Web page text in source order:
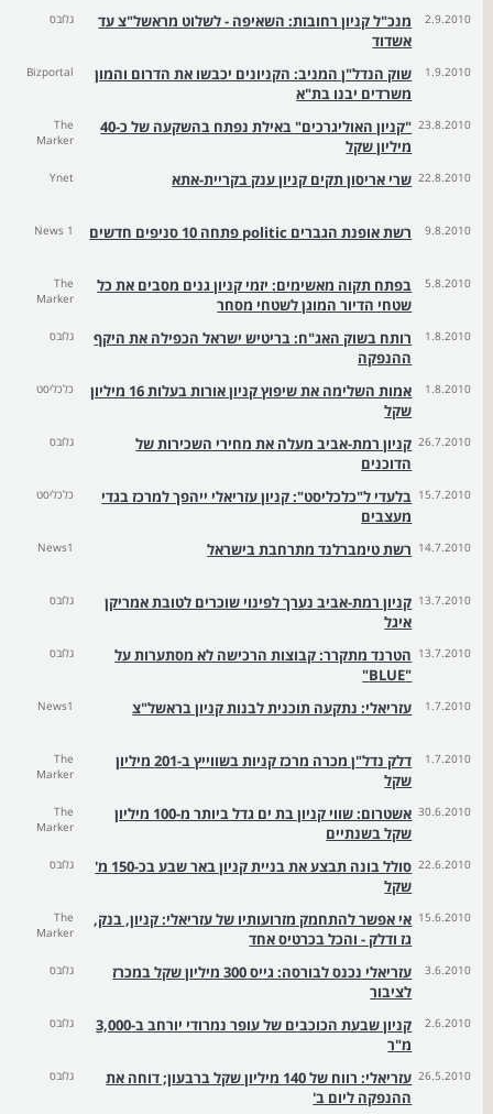
2.9.2010
מנכ"ל קניון רחובות: השאיפה - לשלוט מראשל"צ עד
אשדוד
גלובס
1.9.2010
שוק הנדל"ן המניב: הקניונים יכבשו את הדרום והמון
משרדים יבנו בת"א
Bizportal
23.8.2010
"קניון האוליגרכים" באילת נפתח בהשקעה של כ-40
מיליון שקל
The
Marker
22.8.2010 שרי אריסון תקים קניון ענק בקריית-אתא Ynet
9.8.2010 רשת אופנת הגברים politic פתחה 10 סניפים חדשים News 1
5.8.2010
בפתח תקוה מאשימים: יזמי קניון גנים מסבים את כל
שטחי הדיור המוגן לשטחי מסחר
The
Marker
1.8.2010
רותח בשוק האג"ח: בריטיש ישראל הכפילה את היקף
ההנפקה
גלובס
1.8.2010
אמות השלימה את שיפוץ קניון אורות בעלות 16 מיליון
שקל
כלכליסט
26.7.2010 קניון רמת-אביב מעלה את מחירי השכירות של
הדוכנים
גלובס
15.7.2010 בלעדי ל"כלכליסט": קניון עזריאלי ייהפך למרכז בגדי
מעצבים
כלכליסט
14.7.2010 רשת טימברלנד מתרחבת בישראל News1
13.7.2010 קניון רמת-אביב נערך לפינוי שוכרים לטובת אמריקן
איגל
גלובס
13.7.2010 הטרנד מתקרר: קבוצות הרכישה לא מסתערות על
"BLUE"
גלובס
1.7.2010 עזריאלי: נתקעה תוכנית לבנות קניון בראשל"צ News1
1.7.2010
דלק נדל"ן מכרה מרכז קניות בשווייץ ב-201 מיליון
שקל
The
Marker
30.6.2010
אשטרום: שווי קניון בת ים גדל ביותר מ-100 מיליון
שקל בשנתיים
The
Marker
22.6.2010
סולל בונה תבצע את בניית קניון באר שבע בכ-150 מ'
שקל
גלובס
15.6.2010 אי אפשר להתחמק מזרועותיו של עזריאלי: קניון, בנק,
גז ודלק - והכל בכרטיס אחד
The
Marker
3.6.2010
עזריאלי נכנס לבורסה: גייס 300 מיליון שקל במכרז
לציבור
גלובס
2.6.2010
קניון שבעת הכוכבים של עופר נמרודי יורחב ב-3,000
מ"ר
גלובס
26.5.2010
עזריאלי: רווח של 140 מיליון שקל ברבעון; דוחה את
ההנפקה ליום ב'
גלובס